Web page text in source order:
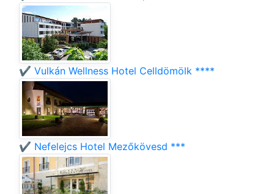
✔️ Vulkán Wellness Hotel Celldömölk ****
✔️ Nefelejcs Hotel Mezőkövesd ***